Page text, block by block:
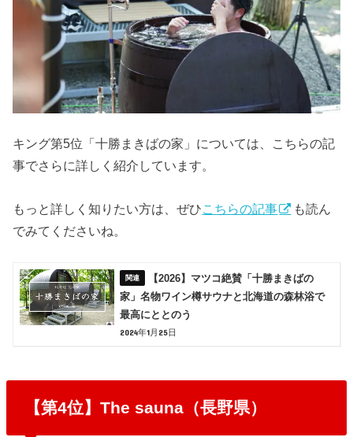
キング第5位「十勝まきばの家」については、こちらの記
事でさらに詳しく紹介しています。
もっと詳しく知りたい方は、ぜひこちらの記事
も読ん
でみてくださいね。
【2026】マツコ絶賛「十勝まきばの
家」名物ワイン樽サウナと北海道の森林浴で
最高にととのう
2024年1月25日
【第4位】The sauna（長野県）